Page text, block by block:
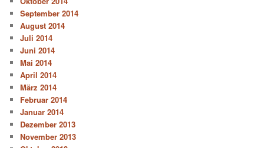
September 2014
August 2014
Juli 2014
Juni 2014
Mai 2014
April 2014
März 2014
Februar 2014
Januar 2014
Dezember 2013
November 2013